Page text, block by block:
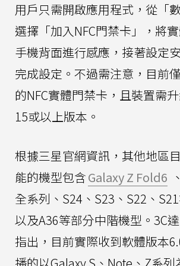
用戶只需開啟應用程式，從「
選擇「加入NFC門禁卡」，將
手機背面進行感應，接著設定
完成設定。不過需注意，目前
的NFC實體門禁卡，且裝置需
15或以上版本。
根據三星官網資訊，其他地區
能的機型包含Galaxy Z Fold6
全系列、S24、S23、S22、
以及A36等部分中階機型。3C
指出，目前實際收到軟體版本